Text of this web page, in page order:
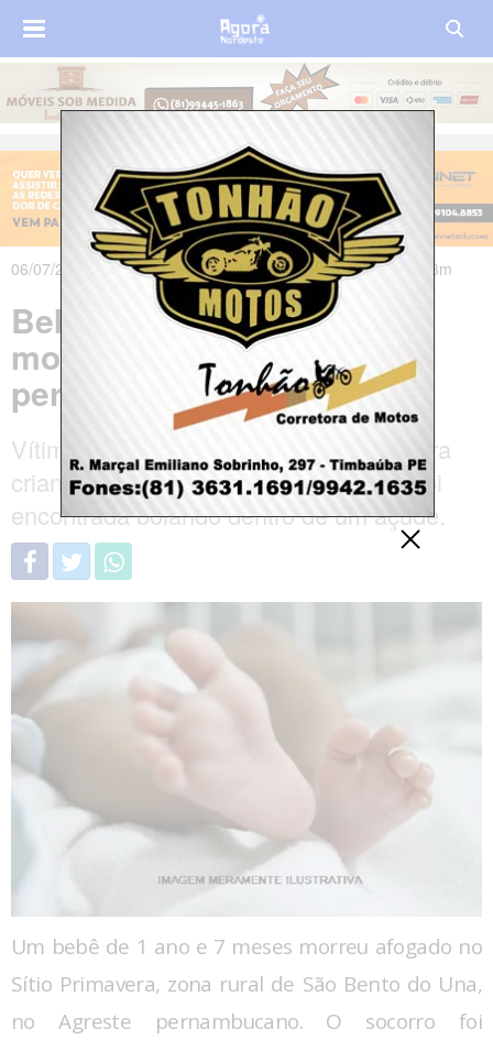
06/07/2021 às 22h54m - Atualizado em 07/07/2021 às 00h43m
Bebê de 1 ano e 7 meses
morre afogado no Agreste
pernambucano
Vítima estava brincando na casa de outra
criança quando saiu do local e depois foi
encontrada boiando dentro de um açude.
Um bebê de 1 ano e 7 meses morreu afogado no
Sítio Primavera, zona rural de São Bento do Una,
no Agreste pernambucano. O socorro foi